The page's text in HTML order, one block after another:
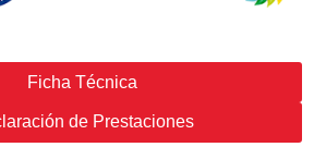
Ficha Técnica
de Prestaciones